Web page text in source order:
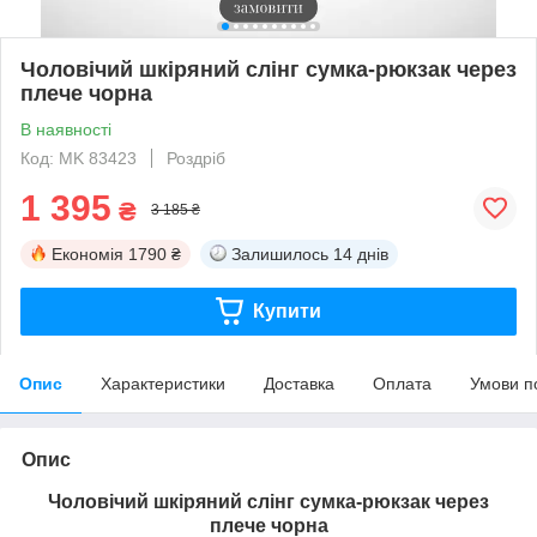
Чоловічий шкіряний слінг сумка-рюкзак через
плече чорна
В наявності
Код: MK 83423
Роздріб
1 395 ₴ 3 185 ₴
Економія 1790 ₴ Залишилось 14 днів
Купити
Опис Характеристики Доставка Оплата Умови
Опис
Чоловічий шкіряний слінг сумка-рюкзак через
плече чорна